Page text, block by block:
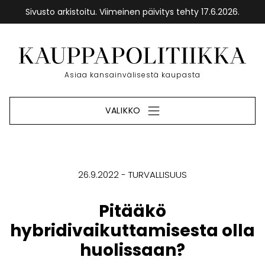
Sivusto arkistoitu. Viimeinen päivitys tehty 17.6.2026.
sisältöön
Etusivu
Asiaa kansainvälisestä kaupasta
VALIKKO
26.9.2022 TURVALLISUUS
Pitääkö
hybridivaikuttamisesta olla
huolissaan?